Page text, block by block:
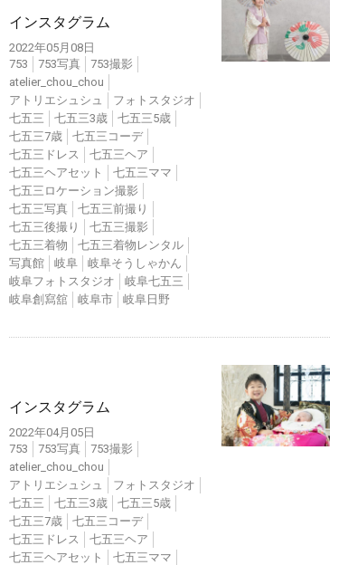
インスタグラム
2022年05月08日
753
753写真
753撮影
atelier_chou_chou
アトリエシュシュ
フォトスタジオ
七五三
七五三3歳
七五三5歳
七五三7歳
七五三コーデ
七五三ドレス
七五三ヘア
七五三ヘアセット
七五三ママ
七五三ロケーション撮影
七五三写真
七五三前撮り
七五三後撮り
七五三撮影
七五三着物
七五三着物レンタル
写真館
岐阜
岐阜そうしゃかん
岐阜フォトスタジオ
岐阜七五三
岐阜創寫舘
岐阜市 岐阜日野
インスタグラム
2022年04月05日
753
753写真
753撮影
atelier_chou_chou
アトリエシュシュ
フォトスタジオ
七五三
七五三3歳
七五三5歳
七五三7歳
七五三コーデ
七五三ドレス
七五三ヘア
七五三ヘアセット
七五三ママ